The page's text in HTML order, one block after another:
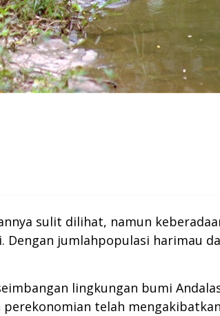
sulit dilihat, namun
jumlahpopulasi harimau
lingkungan bumi
telah